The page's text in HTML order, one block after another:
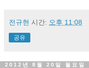
전규현 시간: 오후 11:08
공유
2012년 8월 20일 월요일